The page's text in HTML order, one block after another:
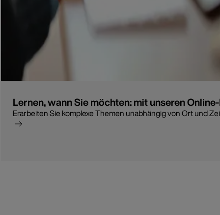
Lernen, wann Sie möchten: mit unseren
Erarbeiten Sie komplexe Themen unabhängig von Ort und